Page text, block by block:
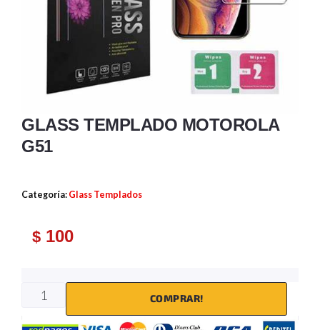
GLASS TEMPLADO MOTOROLA
G51
Categoría: Glass Templados
$ 100
COMPRAR!